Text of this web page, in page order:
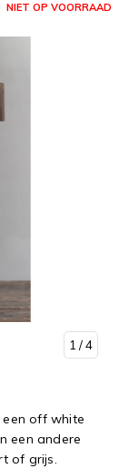
NIET OP VOORRAAD
1 / 4
off white
een andere
of grijs.